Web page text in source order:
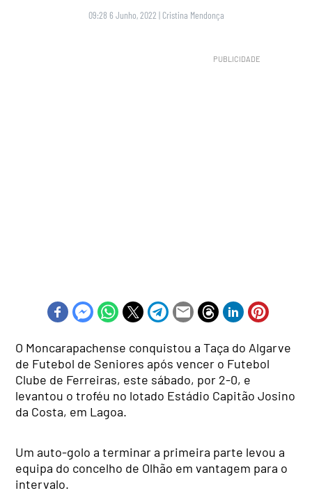
09:28 6 Junho, 2022 | Cristina Mendonça
O Moncarapachense conquistou a Taça do Algarve
de Futebol de Seniores após vencer o Futebol
Clube de Ferreiras, este sábado, por 2-0, e
levantou o troféu no lotado Estádio Capitão Josino
da Costa, em Lagoa.
Um auto-golo a terminar a primeira parte levou a
equipa do concelho de Olhão em vantagem para o
intervalo.